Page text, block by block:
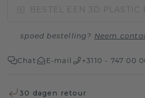
BESTEL EEN 3D PLASTIC
spoed bestelling? Neem
Chat E-mail +3110 - 747 00
30 dagen retour